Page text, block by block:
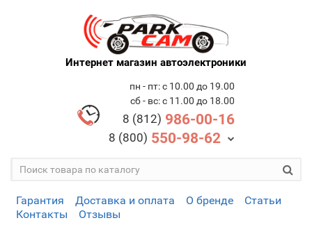
Интернет магазин автоэлектроники
пн - пт: с 10.00 до 19.00
сб - вс: с 11.00 до 18.00
8 (812) 986-00-16
8 (800) 550-98-62
Гарантия Доставка и оплата О бренде
Статьи
Контакты
Отзывы